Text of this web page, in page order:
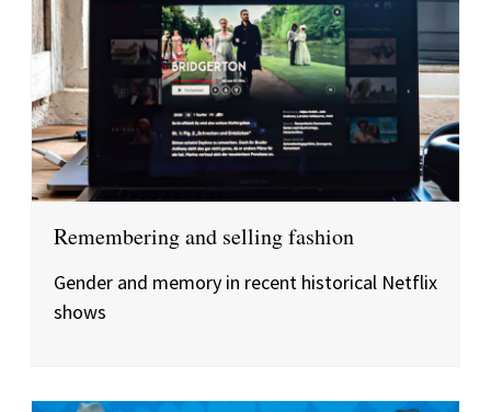
Remembering and selling fashion
Gender and memory in recent historical Netflix
shows